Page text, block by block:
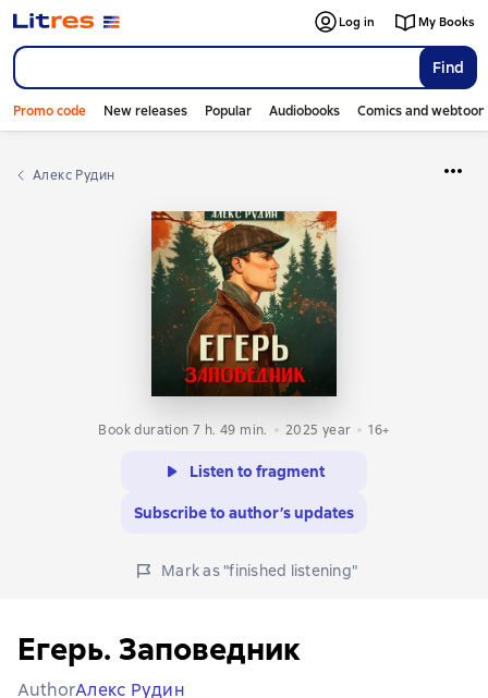
Find
Log in My Books
Promo code New releases Popular Audiobooks Comics and
Алекс Рудин
Book duration 7 h. 49 min. 2025 year 16+
Listen to fragment
Subscribe to author’s updates
Mark as "finished listening"
Егерь. Заповедник
AuthorАлекс Рудин